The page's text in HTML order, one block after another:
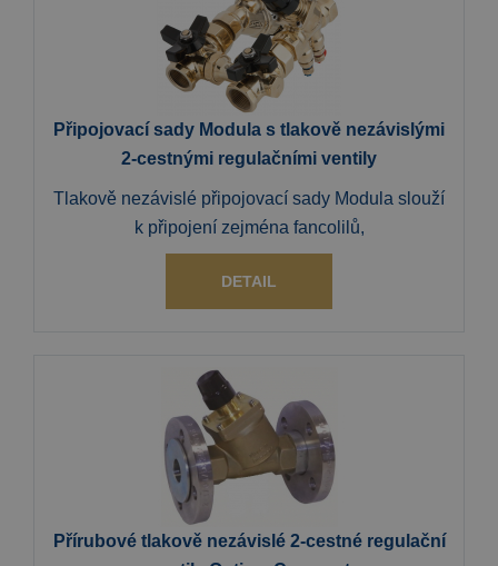
Připojovací sady Modula s tlakově nezávislými
2-cestnými regulačními ventily
Tlakově nezávislé připojovací sady Modula slouží
k připojení zejména fancolilů,
DETAIL
Přírubové tlakově nezávislé 2-cestné regulační